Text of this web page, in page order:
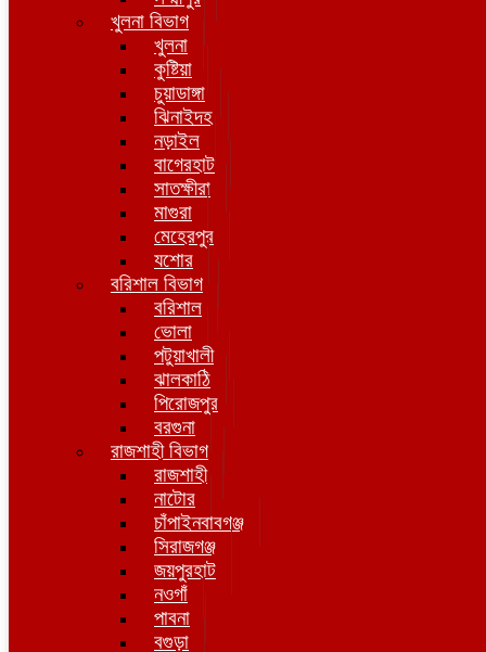
খুলনা বিভাগ
খুলনা
কুষ্টিয়া
চুয়াডাঙ্গা
ঝিনাইদহ
নড়াইল
বাগেরহাট
সাতক্ষীরা
মাগুরা
মেহেরপুর
যশোর
বরিশাল বিভাগ
বরিশাল
ভোলা
পটুয়াখালী
ঝালকাঠি
পিরোজপুর
বরগুনা
রাজশাহী বিভাগ
রাজশাহী
নাটোর
চাঁপাইনবাবগঞ্জ
সিরাজগঞ্জ
জয়পুরহাট
নওগাঁ
পাবনা
বগুড়া